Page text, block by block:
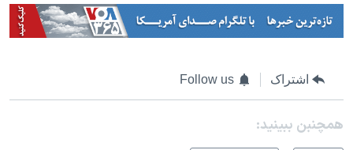
صفحه‌های ویژه
سفر پرزیدنت ترامپ به چین
اشتراک Follow us
همچنبن ببینید: